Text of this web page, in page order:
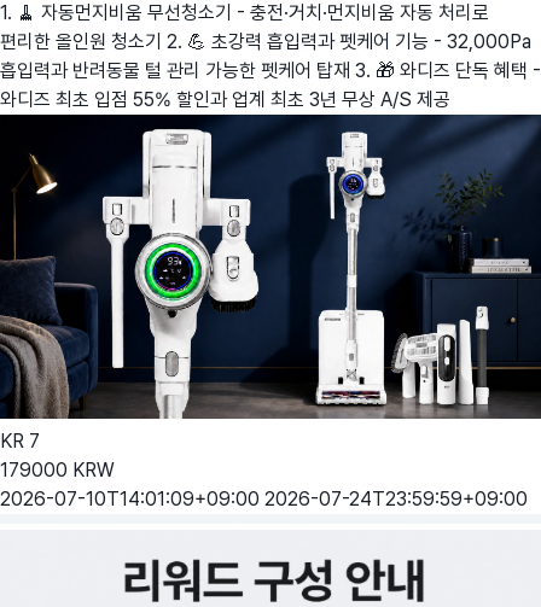
1. 🧹 자동먼지비움 무선청소기 - 충전·거치·먼지비움 자동 처리로
편리한 올인원 청소기 2. 💪 초강력 흡입력과 펫케어 기능 - 32,000Pa
흡입력과 반려동물 털 관리 가능한 펫케어 탑재 3. 🎁 와디즈 단독 혜택 -
와디즈 최초 입점 55% 할인과 업계 최초 3년 무상 A/S 제공
KR 7
179000 KRW
2026-07-10T14:01:09+09:00 2026-07-24T23:59:59+09:00